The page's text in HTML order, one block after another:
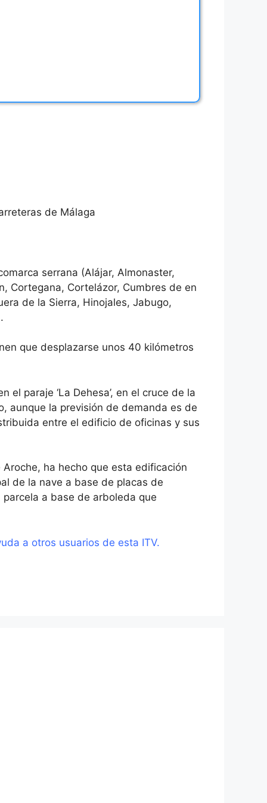
de Málaga
serrana (Alájar, Almonaster,
Cortegana, Cortelázor, Cumbres de en
de la Sierra, Hinojales, Jabugo,
que desplazarse unos 40 kilómetros
paraje ‘La Dehesa’, en el cruce de la
aunque la previsión de demanda es de
entre el edificio de oficinas y sus
ha hecho que esta edificación
de la nave a base de placas de
a base de arboleda que
a otros usuarios de esta ITV.